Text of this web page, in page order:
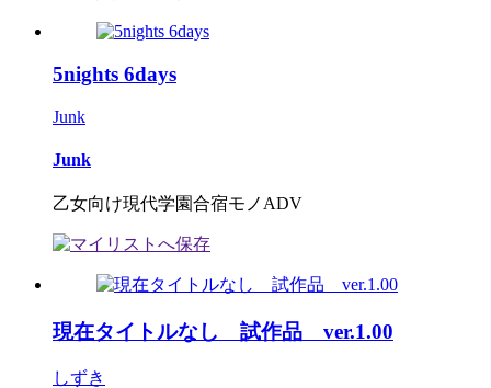
5nights 6days
Junk
Junk
乙女向け現代学園合宿モノADV
現在タイトルなし 試作品 ver.1.00
しずき